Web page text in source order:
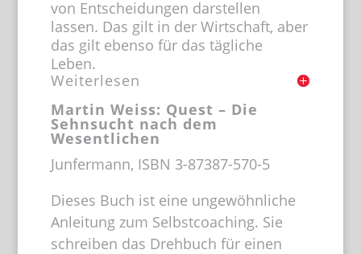
von Entscheidungen darstellen
lassen. Das gilt in der Wirtschaft, aber
das gilt ebenso für das tägliche
Leben.
Weiterlesen
Martin Weiss: Quest – Die
Sehnsucht nach dem
Wesentlichen
Junfermann, ISBN 3-87387-570-5
Dieses Buch ist eine ungewöhnliche
Anleitung zum Selbstcoaching. Sie
schreiben das Drehbuch für einen